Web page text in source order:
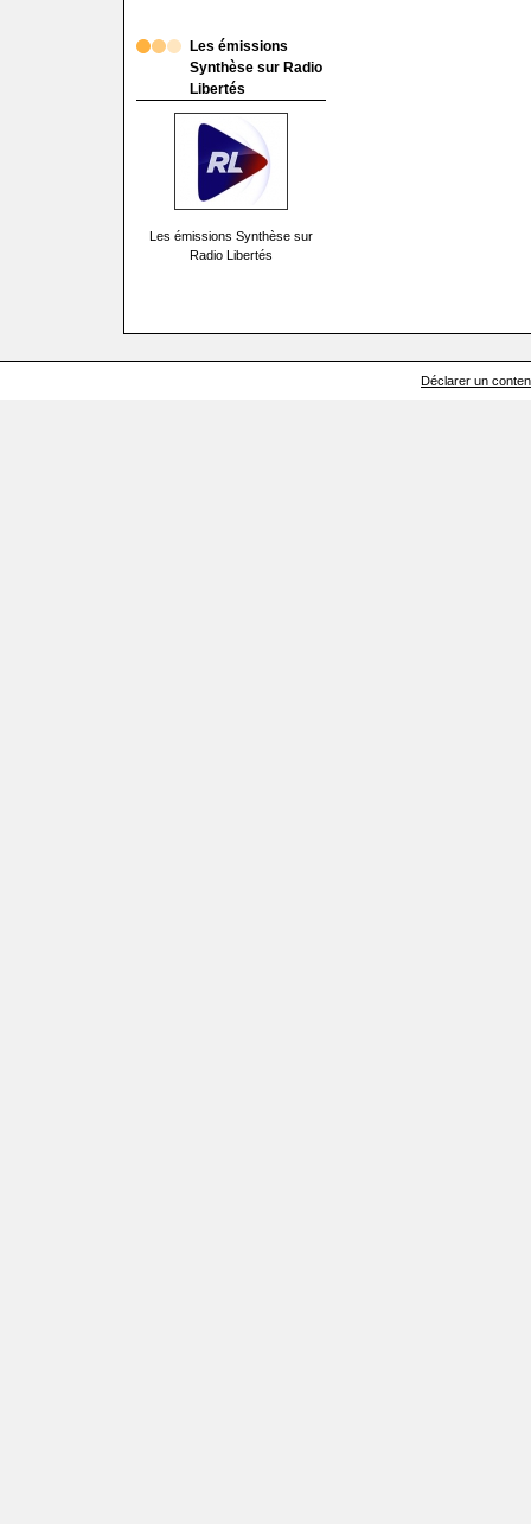
Les émissions
Synthèse sur Radio
Libertés
Les émissions Synthèse sur
Radio Libertés
Déclarer un